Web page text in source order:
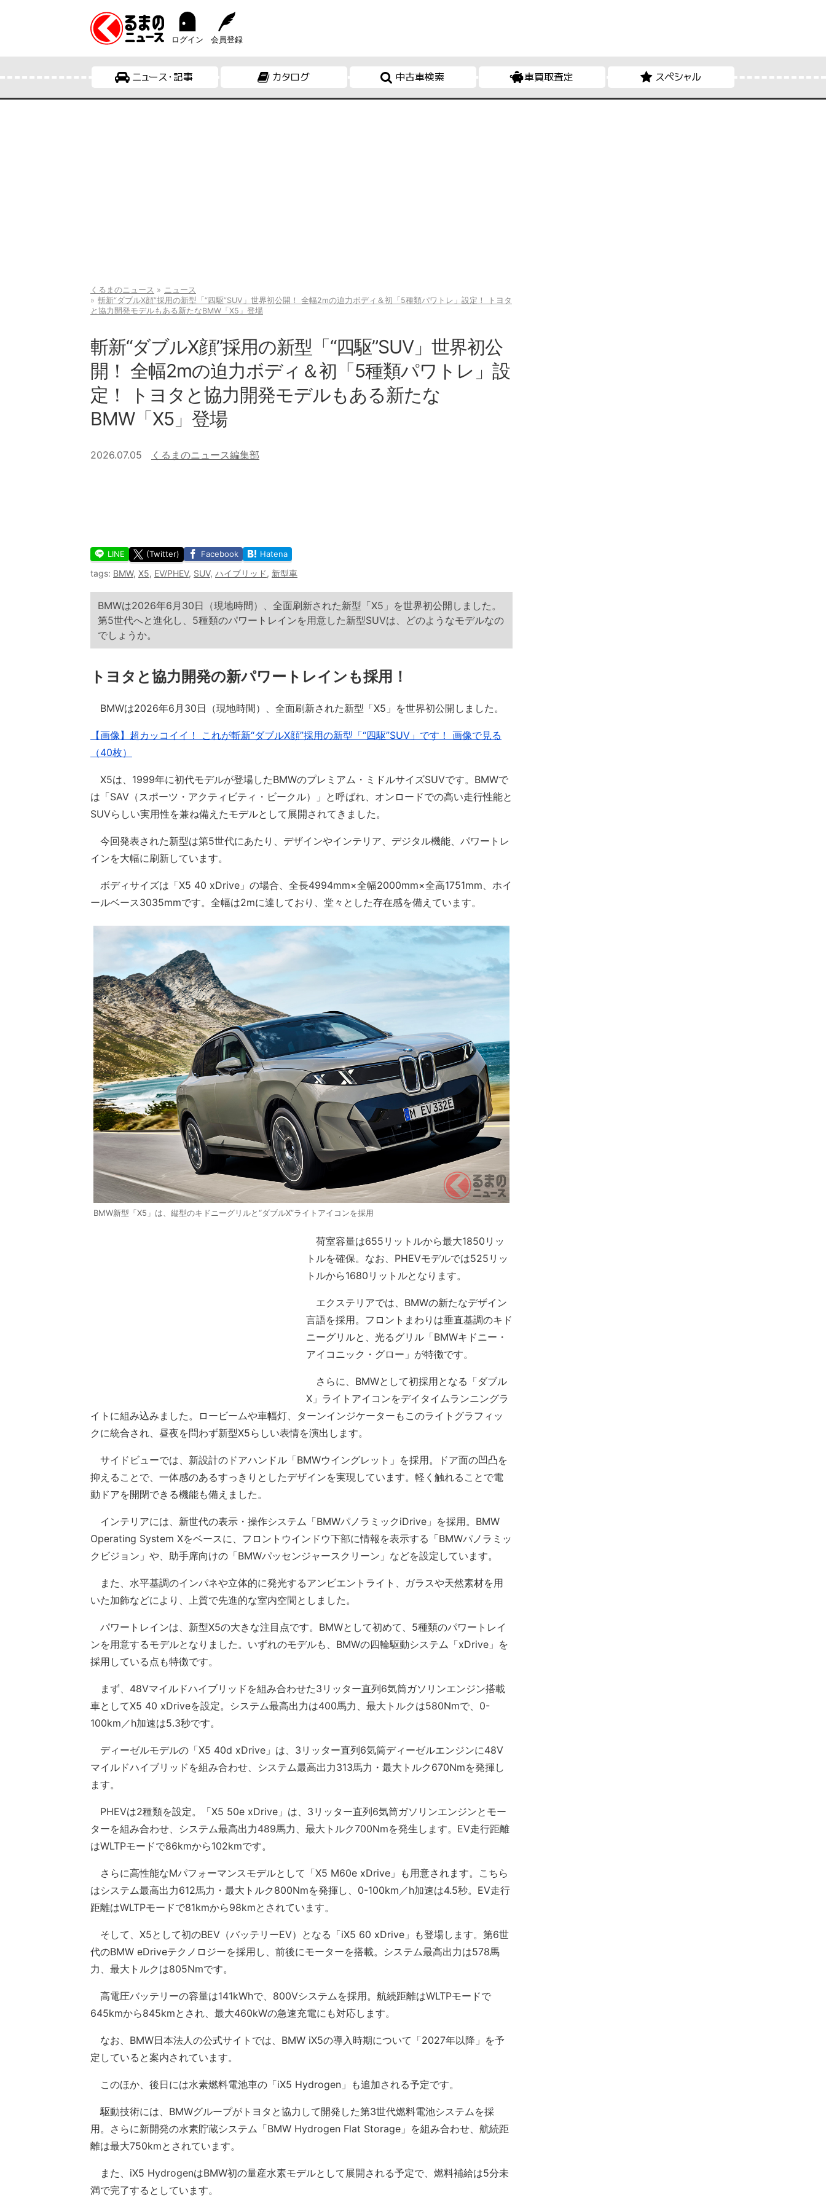
ログイン 会員登録
ニュース・記事 カタログ 中古車検索 車買取査定 スペシャル
くるまのニュース
ニュース
斬新“ダブルX顔”採用の新型「“四駆”SUV」世界初公開！ 全幅2mの迫力ボディ＆初「5種類パワトレ」設定！ トヨタ
と協力開発モデルもある新たなBMW「X5」登場
斬新“ダブルX顔”採用の新型「“四駆”SUV」世界初公
開！ 全幅2mの迫力ボディ＆初「5種類パワトレ」設
定！ トヨタと協力開発モデルもある新たな
BMW「X5」登場
2026.07.05 くるまのニュース編集部
LINE (Twitter) Facebook Hatena
tags: BMW, X5, EV/PHEV, SUV, ハイブリッド, 新型車
BMWは2026年6月30日（現地時間）、全面刷新された新型「X5」を世界初公開しました。
第5世代へと進化し、5種類のパワートレインを用意した新型SUVは、どのようなモデルなの
でしょうか。
トヨタと協力開発の新パワートレインも採用！
BMWは2026年6月30日（現地時間）、全面刷新された新型「X5」を世界初公開しました。
【画像】超カッコイイ！ これが斬新“ダブルX顔”採用の新型「“四駆”SUV」です！ 画像で見る
（40枚）
X5は、1999年に初代モデルが登場したBMWのプレミアム・ミドルサイズSUVです。BMWで
は「SAV（スポーツ・アクティビティ・ビークル）」と呼ばれ、オンロードでの高い走行性能と
SUVらしい実用性を兼ね備えたモデルとして展開されてきました。
今回発表された新型は第5世代にあたり、デザインやインテリア、デジタル機能、パワートレ
インを大幅に刷新しています。
ボディサイズは「X5 40 xDrive」の場合、全長4994mm×全幅2000mm×全高1751mm、ホイ
ールベース3035mmです。全幅は2mに達しており、堂々とした存在感を備えています。
BMW新型「X5」は、縦型のキドニーグリルと“ダブルX”ライトアイコンを採用
荷室容量は655リットルから最大1850リッ
トルを確保。なお、PHEVモデルでは525リッ
トルから1680リットルとなります。
エクステリアでは、BMWの新たなデザイン
言語を採用。フロントまわりは垂直基調のキド
ニーグリルと、光るグリル「BMWキドニー・
アイコニック・グロー」が特徴です。
さらに、BMWとして初採用となる「ダブル
X」ライトアイコンをデイタイムランニングラ
イトに組み込みました。ロービームや車幅灯、ターンインジケーターもこのライトグラフィッ
クに統合され、昼夜を問わず新型X5らしい表情を演出します。
サイドビューでは、新設計のドアハンドル「BMWウイングレット」を採用。ドア面の凹凸を
抑えることで、一体感のあるすっきりとしたデザインを実現しています。軽く触れることで電
動ドアを開閉できる機能も備えました。
インテリアには、新世代の表示・操作システム「BMWパノラミックiDrive」を採用。BMW
Operating System Xをベースに、フロントウインドウ下部に情報を表示する「BMWパノラミッ
クビジョン」や、助手席向けの「BMWパッセンジャースクリーン」などを設定しています。
また、水平基調のインパネや立体的に発光するアンビエントライト、ガラスや天然素材を用
いた加飾などにより、上質で先進的な室内空間としました。
パワートレインは、新型X5の大きな注目点です。BMWとして初めて、5種類のパワートレイ
ンを用意するモデルとなりました。いずれのモデルも、BMWの四輪駆動システム「xDrive」を
採用している点も特徴です。
まず、48Vマイルドハイブリッドを組み合わせた3リッター直列6気筒ガソリンエンジン搭載
車としてX5 40 xDriveを設定。システム最高出力は400馬力、最大トルクは580Nmで、0-
100km／h加速は5.3秒です。
ディーゼルモデルの「X5 40d xDrive」は、3リッター直列6気筒ディーゼルエンジンに48V
マイルドハイブリッドを組み合わせ、システム最高出力313馬力・最大トルク670Nmを発揮し
ます。
PHEVは2種類を設定。「X5 50e xDrive」は、3リッター直列6気筒ガソリンエンジンとモー
ターを組み合わせ、システム最高出力489馬力、最大トルク700Nmを発生します。EV走行距離
はWLTPモードで86kmから102kmです。
さらに高性能なMパフォーマンスモデルとして「X5 M60e xDrive」も用意されます。こちら
はシステム最高出力612馬力・最大トルク800Nmを発揮し、0-100km／h加速は4.5秒。EV走行
距離はWLTPモードで81kmから98kmとされています。
そして、X5として初のBEV（バッテリーEV）となる「iX5 60 xDrive」も登場します。第6世
代のBMW eDriveテクノロジーを採用し、前後にモーターを搭載。システム最高出力は578馬
力、最大トルクは805Nmです。
高電圧バッテリーの容量は141kWhで、800Vシステムを採用。航続距離はWLTPモードで
645kmから845kmとされ、最大460kWの急速充電にも対応します。
なお、BMW日本法人の公式サイトでは、BMW iX5の導入時期について「2027年以降」を予
定していると案内されています。
このほか、後日には水素燃料電池車の「iX5 Hydrogen」も追加される予定です。
駆動技術には、BMWグループがトヨタと協力して開発した第3世代燃料電池システムを採
用。さらに新開発の水素貯蔵システム「BMW Hydrogen Flat Storage」を組み合わせ、航続距
離は最大750kmとされています。
また、iX5 HydrogenはBMW初の量産水素モデルとして展開される予定で、燃料補給は5分未
満で完了するとしています。